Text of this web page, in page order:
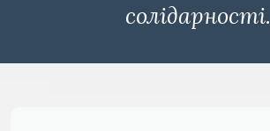
солідарності.